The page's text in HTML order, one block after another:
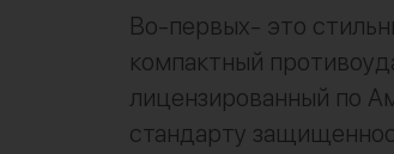
Во-первых- это
компактный
лицензированный по
стандарту